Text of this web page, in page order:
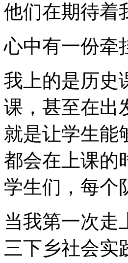
他们在期待着
心中有一份牵
我上的是历史
课，甚至在出
就是让学生能
都会在上课的
学生们，每个
当我第一次走
三下乡社会实